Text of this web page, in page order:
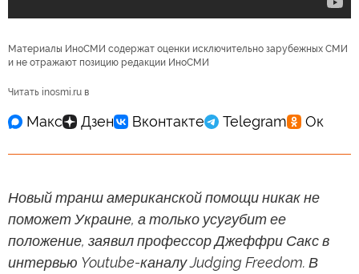
Материалы ИноСМИ содержат оценки исключительно зарубежных СМИ
и не отражают позицию редакции ИноСМИ
Читать inosmi.ru в
Новый транш американской помощи никак не
поможет Украине, а только усугубит ее
положение, заявил профессор Джеффри Сакс в
интервью Youtube-каналу Judging Freedom. В